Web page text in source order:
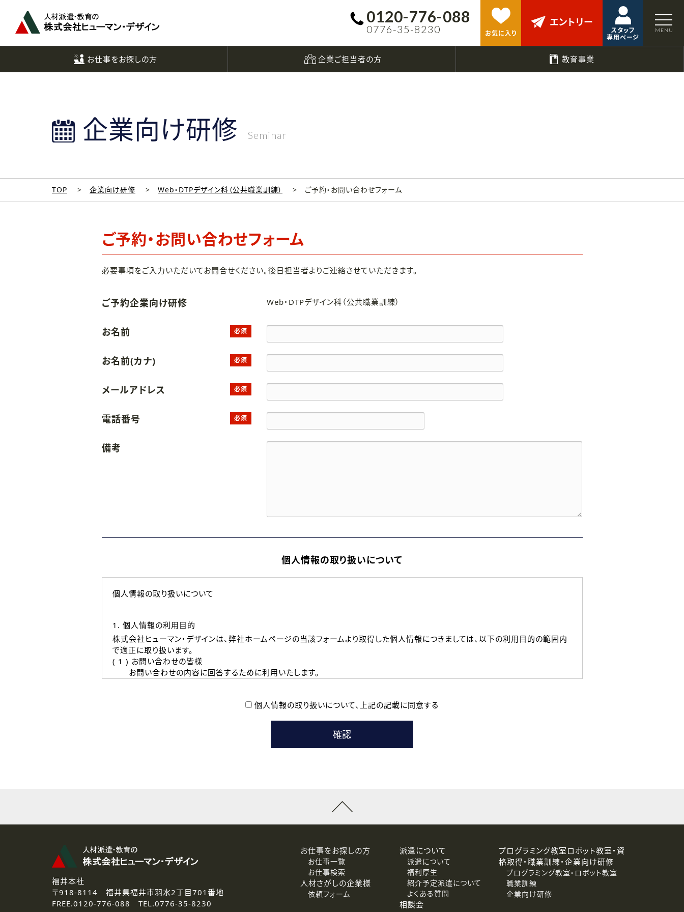
0120-776-088
0776-35-8230 お気に入り
エントリー
スタッフ
専用ページ
お仕事をお探しの方 企業ご担当者の方 教育事業
企業向け研修 Seminar
TOP 企業向け研修 Web・DTPデザイン科（公共職業訓練） ご予約・お問い合わせフォーム
ご予約・お問い合わせフォーム
必要事項をご入力いただいてお問合せください。後日担当者よりご連絡させていただきます。
ご予約企業向け研修 Web・DTPデザイン科（公共職業訓練）
お名前 必須
お名前(カナ) 必須
メールアドレス 必須
電話番号 必須
備考
個人情報の取り扱いについて
個人情報の取り扱いについて
1. 個人情報の利用目的
株式会社ヒューマン・デザインは、弊社ホームページの当該フォームより取得した個人情報につきましては、以下の利用目的の範囲内
で適正に取り扱います。
( 1 ) お問い合わせの皆様
お問い合わせの内容に回答するために利用いたします。
本登録に関するご連絡および本登録時の参考情報として利用いたします。
なお、ご連絡手段は、電話・Ｅメールのいずれかの方法といたします。
3.個人情報の取り扱いの委託
弊社の定める個人情報保護の評価基準を満たした委託先に、個人情報を委託する場合があります。
4.個人情報の開示等について
ご提供いただいた個人情報の開示等（利用目的の通知、開示、訂正、追加または削除、利用の停止、消去および第三者への提供停止）
個人情報の取り扱いについて、 上記の記載に同意する
へ
福井本社
〒918-8114 福井県福井市羽水2丁目701番地
FREE.0120-776-088 TEL.0776-35-8230
お仕事をお探しの方
お仕事一覧
お仕事検索
人材さがしの企業様
依頼フォーム
派遣について
派遣について
福利厚生
紹介予定派遣について
よくある質問
相談会
プログラミング教室ロボット教室・資
格取得・職業訓練・企業向け研修
プログラミング教室・ロボット教室
職業訓練
企業向け研修